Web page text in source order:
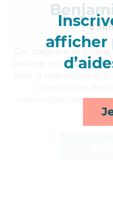
afficher
à
, soigneux et
possède un diplôme
toilette/habillage,